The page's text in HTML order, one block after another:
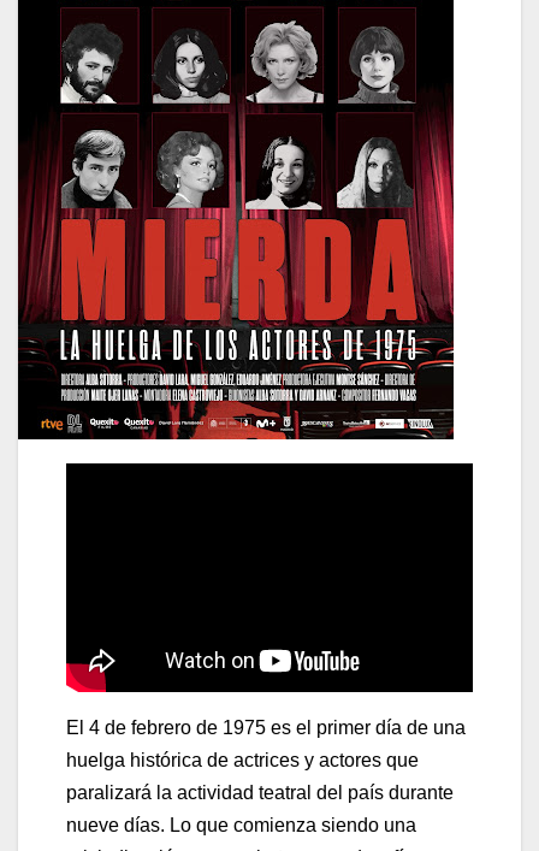
El 4 de febrero de 1975 es el primer día de una
huelga histórica de actrices y actores que
paralizará la actividad teatral del país durante
nueve días. Lo que comienza siendo una